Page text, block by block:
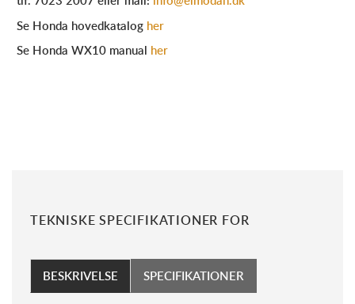
Se Honda hovedkatalog her
Se Honda WX10 manual her
TEKNISKE SPECIFIKATIONER FOR
BESKRIVELSE SPECIFIKATIONER